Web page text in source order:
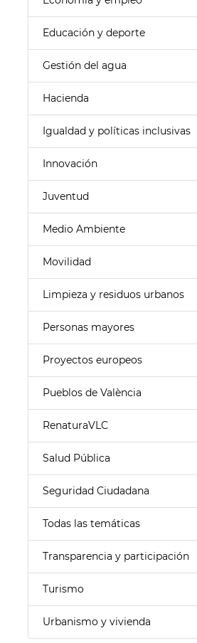
Educación y deporte
Gestión del agua
Hacienda
Igualdad y políticas inclusivas
Innovación
Juventud
Medio Ambiente
Movilidad
Limpieza y residuos urbanos
Personas mayores
Proyectos europeos
Pueblos de València
RenaturaVLC
Salud Pública
Seguridad Ciudadana
Todas las temáticas
Transparencia y participación
Turismo
Urbanismo y vivienda